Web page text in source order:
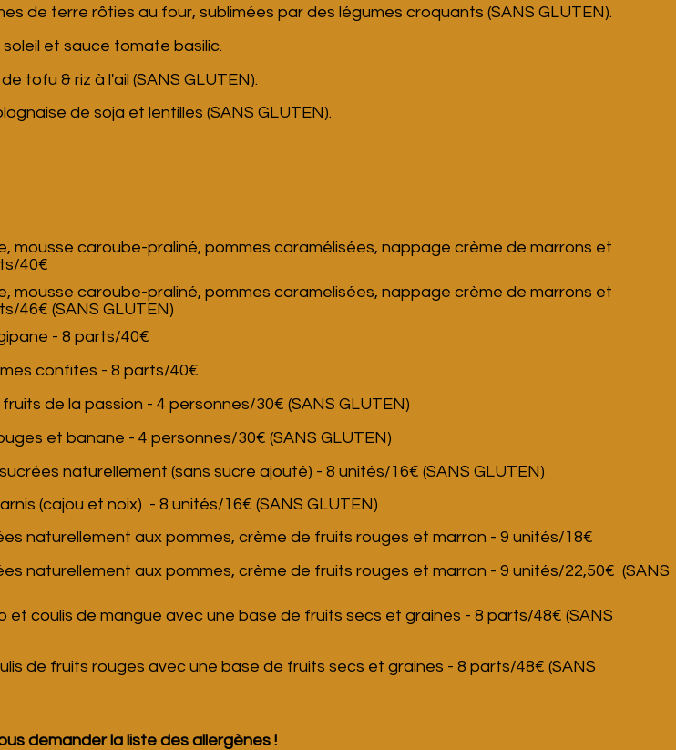
de terre rôties au four, sublimées par des légumes croquants (SANS GLUTEN).
et sauce tomate basilic.
tofu & riz à l'ail (SANS GLUTEN).
de soja et lentilles (SANS GLUTEN).
mousse caroube-praliné, pommes caramélisées, nappage crème de marrons et
40€
mousse caroube-praliné, pommes caramelisées, nappage crème de marrons et
46€ (SANS GLUTEN)
- 8 parts/40€
confites - 8 parts/40€
de la passion - 4 personnes/30€ (SANS GLUTEN)
et banane - 4 personnes/30€ (SANS GLUTEN)
sucrées naturellement (sans sucre ajouté) - 8 unités/16€ (SANS GLUTEN)
(cajou et noix) - 8 unités/16€ (SANS GLUTEN)
naturellement aux pommes, crème de fruits rouges et marron - 9 unités/18€
naturellement aux pommes, crème de fruits rouges et marron - 9 unités/22,50€ (SANS
et coulis de mangue avec une base de fruits secs et graines - 8 parts/48€ (SANS
de fruits rouges avec une base de fruits secs et graines - 8 parts/48€ (SANS
demander la liste des allergènes !